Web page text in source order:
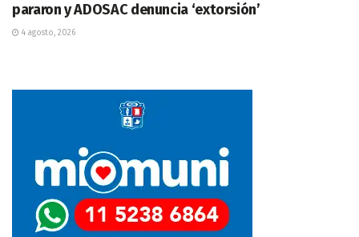
pararon y ADOSAC denuncia ‘extorsión’
4 agosto, 2026